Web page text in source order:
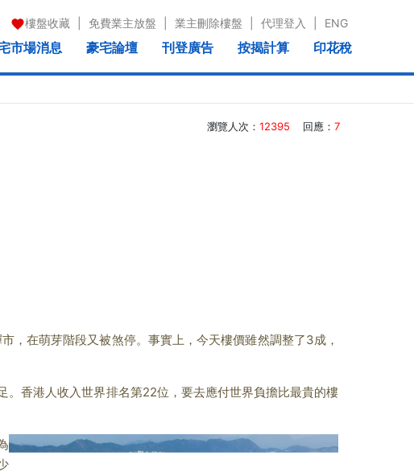
樓盤收藏 免費業主放盤 業主刪除樓盤 代理登入 ENG
市場消息 豪宅論壇 刊登廣告 按揭計算 印花稅
瀏覽人次： 12395 回應： 7
在萌芽階段又被煞停。事實上，今天樓價雖然調整了3成，
香港人收入世界排名第22位，要去應付世界負擔比最貴的樓